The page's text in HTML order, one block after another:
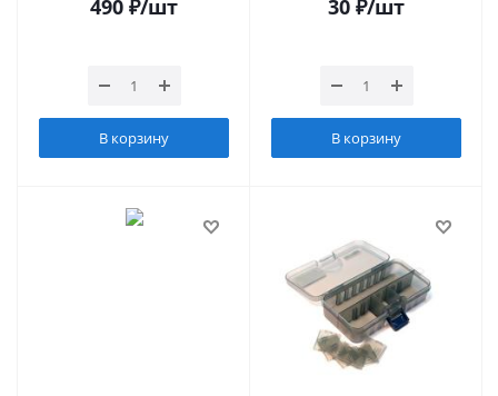
490 ₽/шт
В корзину
30 ₽/шт
В корзину